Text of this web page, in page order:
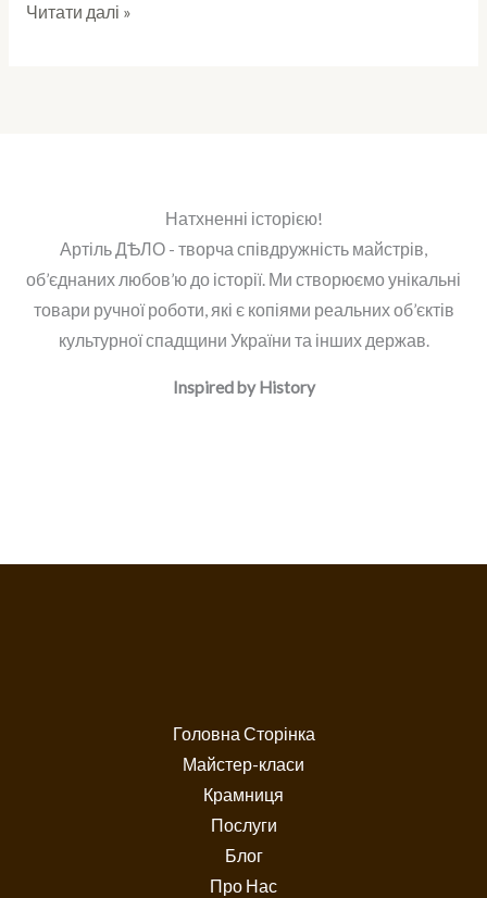
Читати далі »
Натхненні історією!
Артіль ДѢЛО - творча співдружність майстрів,
об’єднаних любов’ю до історії. Ми створюємо унікальні
товари ручної роботи, які є копіями реальних об’єктів
культурної спадщини України та інших держав.
Inspired by History
Головна Сторінка
Майстер-класи
Крамниця
Послуги
Блог
Про Нас